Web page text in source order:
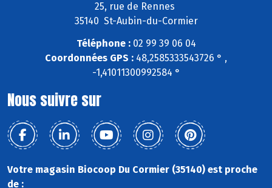
25, rue de Rennes
35140 St-Aubin-du-Cormier
Téléphone :02 99 39 06 04
Coordonnées GPS : 48,2585333543726 ° ,
-1,41011300992584 °
Nous suivre sur
Votre magasin Biocoop Du Cormier (35140) est proche
de :